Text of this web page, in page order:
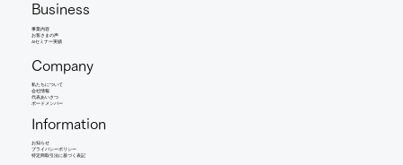
Business
事業内容
​お客さまの声
AIセミナー実績
Company
​私たちについて
会社情報
​代表あいさつ
​ボードメンバー
Information
お知らせ​
​プライバシーポリシー
特定商取引法に基づく表記